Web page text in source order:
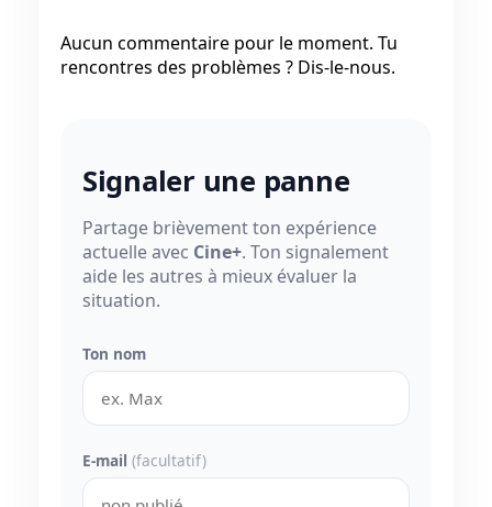
Aucun commentaire pour le moment. Tu
rencontres des problèmes ? Dis-le-nous.
Signaler une panne
Partage brièvement ton expérience
actuelle avec Cine+. Ton signalement
aide les autres à mieux évaluer la
situation.
Ton nom
E-mail (facultatif)